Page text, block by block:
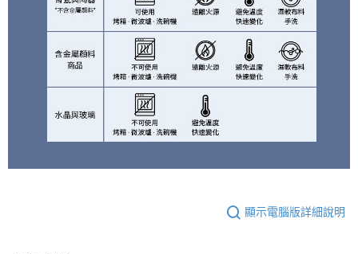
顯示電腦版詳細說明